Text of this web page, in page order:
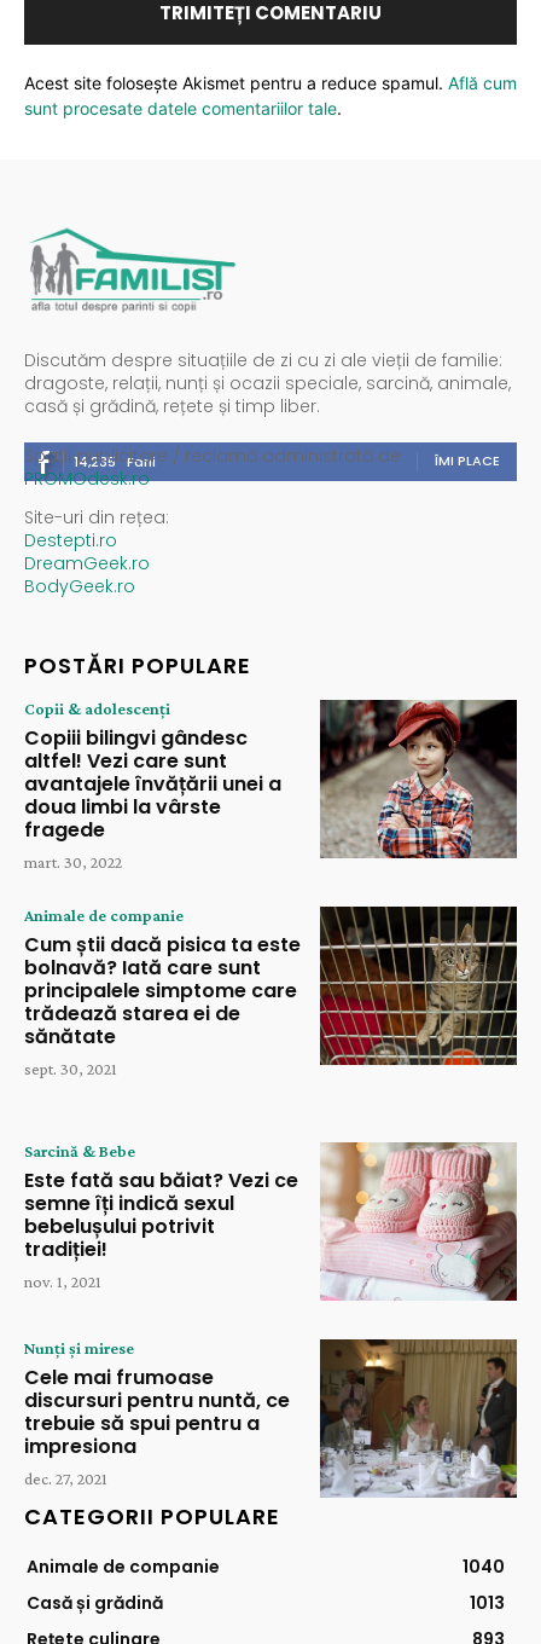
Acest site folosește Akismet pentru a reduce spamul. Află cum
sunt procesate datele comentariilor tale.
Discutăm despre situațiile de zi cu zi ale vieții de familie:
dragoste, relații, nunți și ocazii speciale, sarcină, animale,
casă și grădină, rețete și timp liber.
14,235 Fani ÎMI PLACE
Spații publicitare / reclamă administrată de
PROMOdesk.ro
Site-uri din rețea:
Destepti.ro
DreamGeek.ro
BodyGeek.ro
POSTĂRI POPULARE
Copii & adolescenți
Copiii bilingvi gândesc
altfel! Vezi care sunt
avantajele învățării unei a
doua limbi la vârste
fragede
mart. 30, 2022
Animale de companie
Cum știi dacă pisica ta este
bolnavă? Iată care sunt
principalele simptome care
trădează starea ei de
sănătate
sept. 30, 2021
Sarcină & Bebe
Este fată sau băiat? Vezi ce
semne îți indică sexul
bebelușului potrivit
tradiției!
nov. 1, 2021
Nunți și mirese
Cele mai frumoase
discursuri pentru nuntă, ce
trebuie să spui pentru a
impresiona
dec. 27, 2021
CATEGORII POPULARE
Animale de companie
1040
Casă și grădină
1013
Rețete culinare
893